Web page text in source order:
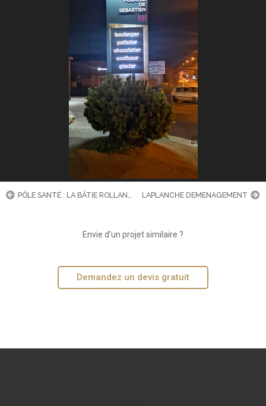
PÔLE SANTÉ : LA BÂTIE ROLLAND LAPLANCHE DEMENAGEMENT
Envie d’un projet similaire ?
Demandez un devis gratuit